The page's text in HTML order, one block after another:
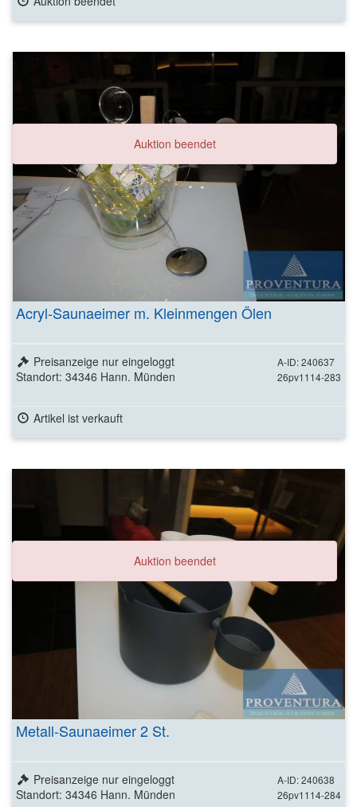
Auktion beendet
Acryl-Saunaeimer m. Kleinmengen Ölen
A-ID: 240637
26pv1114-283
Preisanzeige nur eingeloggt
Standort: 34346 Hann. Münden
Artikel ist verkauft
Auktion beendet
Metall-Saunaeimer 2 St.
A-ID: 240638
26pv1114-284
Preisanzeige nur eingeloggt
Standort: 34346 Hann. Münden